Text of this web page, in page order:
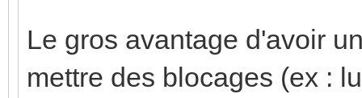
Le gros avantage d'avoir
mettre des blocages (ex :